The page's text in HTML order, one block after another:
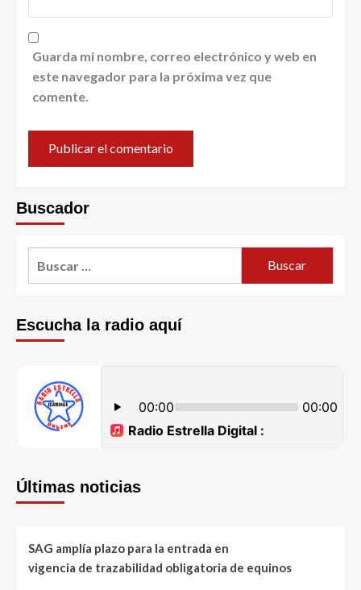
Guarda mi nombre, correo electrónico y web en
este navegador para la próxima vez que
comente.
Buscador
Escucha la radio aquí
Últimas noticias
SAG amplía plazo para la entrada en
vigencia de trazabilidad obligatoria de equinos